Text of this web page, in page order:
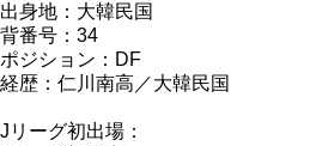
出身地：大韓民国
背番号：34
ポジション：DF
経歴：仁川南高／大韓民国
Jリーグ初出場：